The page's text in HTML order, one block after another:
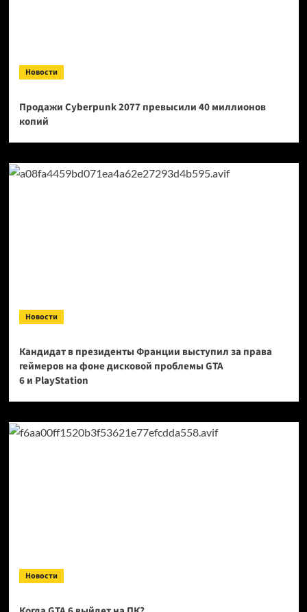
Новости
Продажи Cyberpunk 2077 превысили 40 миллионов
копий
Новости
Кандидат в президенты Франции выступил за права
геймеров на фоне дисковой проблемы GTA
6 и PlayStation
Новости